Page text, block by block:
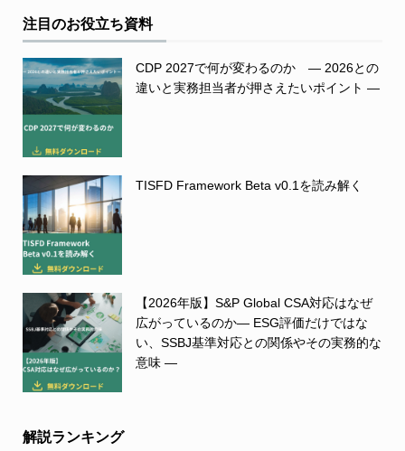
注目のお役立ち資料
CDP 2027で何が変わるのか ― 2026との
違いと実務担当者が押さえたいポイント ―
TISFD Framework Beta v0.1を読み解く
【2026年版】S&P Global CSA対応はなぜ
広がっているのか― ESG評価だけではな
い、SSBJ基準対応との関係やその実務的な
意味 ―
解説ランキング